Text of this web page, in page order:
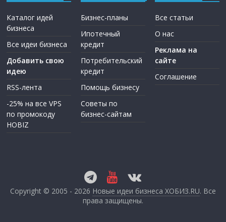
Каталог идей
бизнеса
Все идеи бизнеса
Добавить свою
идею
RSS-лента
-25% на все VPS
по промокоду
HOBIZ
Бизнес-планы
Ипотечный
кредит
Потребительский
кредит
Помощь бизнесу
Советы по
бизнес-сайтам
Все статьи
О нас
Реклама на
сайте
Соглашение
Copyright © 2005 - 2026 Новые идеи бизнеса ХОБИЗ.RU. Все
права защищены.